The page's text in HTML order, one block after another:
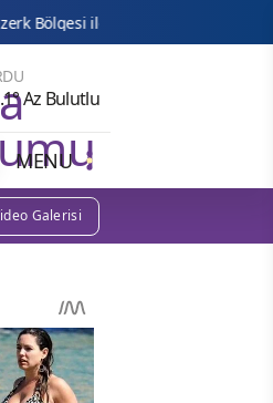
gençler arasında dostluk maçı
Az Bulutlu
MENU
Galerisi